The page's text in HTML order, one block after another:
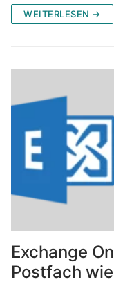
WEITERLESEN →
Exchange
Postfach